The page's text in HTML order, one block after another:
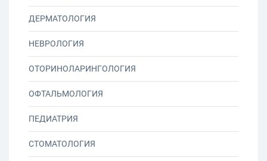
ДЕРМАТОЛОГИЯ
НЕВРОЛОГИЯ
ОТОРИНОЛАРИНГОЛОГИЯ
ОФТАЛЬМОЛОГИЯ
ПЕДИАТРИЯ
СТОМАТОЛОГИЯ